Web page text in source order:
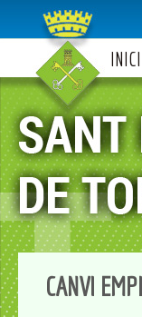
INICI
CANVI